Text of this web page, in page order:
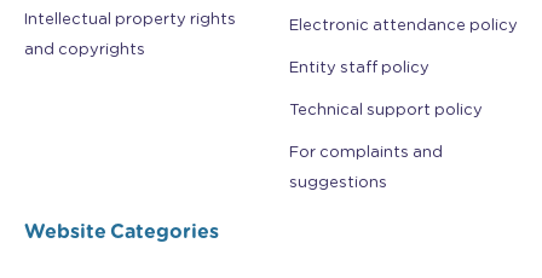
Intellectual property rights
and copyrights
Electronic attendance policy
Entity staff policy
Technical support policy
For complaints and
suggestions
Website Categories